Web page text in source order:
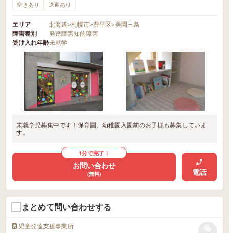
空きあり 送迎あり
エリア 北海道>札幌市>豊平区>美園三条
障害種別
発達障害知的障害
受け入れ年齢未就学
未就学児募集中です！保育園、幼稚園入園前のお子様も募集していま
す。
1分で完了！
お問い合わせ
(無料) 電話
まとめて問い合わせする
児童発達支援事業所